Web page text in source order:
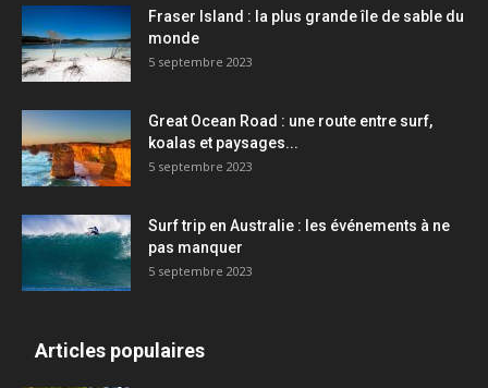
Fraser Island : la plus grande île de sable du
monde
5 septembre 2023
Great Ocean Road : une route entre surf,
koalas et paysages...
5 septembre 2023
Surf trip en Australie : les événements à ne
pas manquer
5 septembre 2023
Articles populaires